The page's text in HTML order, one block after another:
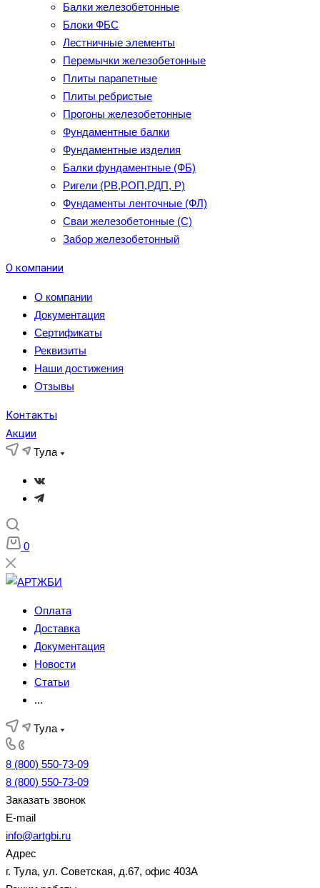
Балки железобетонные
Блоки ФБС
Лестничные элементы
Перемычки железобетонные
Плиты парапетные
Плиты ребристые
Прогоны железобетонные
Фундаментные балки
Фундаментные изделия
Балки фундаментные (ФБ)
Ригели (РВ,РОП,РДП, Р)
Фундаменты ленточные (ФЛ)
Сваи железобетонные (С)
Забор железобетонный
О компании
О компании
Документация
Сертификаты
Реквизиты
Наши достижения
Отзывы
Контакты
Акции
Тула
0
Оплата
Доставка
Документация
Новости
Статьи
...
Тула
8 (800) 550-73-09
8 (800) 550-73-09
Заказать звонок
E-mail
info@artgbi.ru
Адрес
г. Тула, ул. Советская, д.67, офис 403А